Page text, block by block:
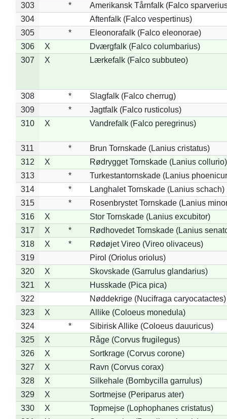
303 *
Amerikansk Tårnfalk (Falco
304
Aftenfalk (Falco vespertinus)
305
*
Eleonorafalk (Falco eleonorae)
306
X
Dværgfalk (Falco columbarius)
307
X Lærkefalk (Falco subbuteo)
308 *
Slagfalk (Falco cherrug)
309
*
Jagtfalk (Falco rusticolus)
310
X Vandrefalk (Falco peregrinus)
311 *
Brun Tornskade (Lanius cristatus)
312
X
Rødrygget Tornskade (Lanius collurio)
313
*
Turkestantornskade (Lanius
314
*
Langhalet Tornskade (Lanius schach)
315
*
Rosenbrystet Tornskade (Lanius
316
X
Stor Tornskade (Lanius excubitor)
317
X *
Rødhovedet Tornskade (Lanius
318
X *
Rødøjet Vireo (Vireo olivaceus)
319
Pirol (Oriolus oriolus)
320
X
Skovskade (Garrulus glandarius)
321
X
Husskade (Pica pica)
322
Nøddekrige (Nucifraga caryocatactes)
323
X
Allike (Coloeus monedula)
324
*
Sibirisk Allike (Coloeus dauuricus)
325
X
Råge (Corvus frugilegus)
326
X
Sortkrage (Corvus corone)
327
X
Ravn (Corvus corax)
328
X
Silkehale (Bombycilla garrulus)
329
X
Sortmejse (Periparus ater)
330
X
Topmejse (Lophophanes cristatus)